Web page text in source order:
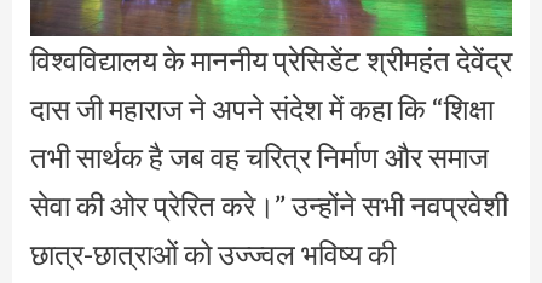
विश्वविद्यालय के माननीय प्रेसिडेंट श्रीमहंत देवेंद्र
दास जी महाराज ने अपने संदेश में कहा कि “शिक्षा
तभी सार्थक है जब वह चरित्र निर्माण और समाज
सेवा की ओर प्रेरित करे।” उन्होंने सभी नवप्रवेशी
छात्र-छात्राओं को उज्ज्वल भविष्य की